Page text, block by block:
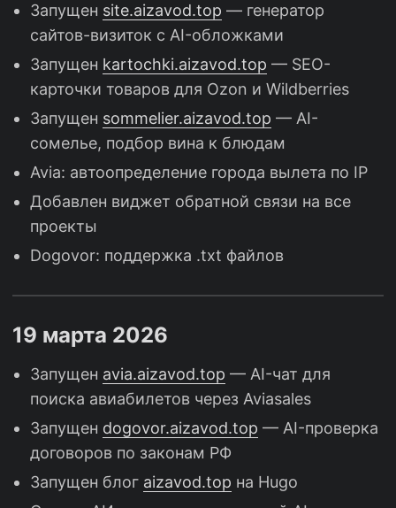
Запущен site.aizavod.top — генератор
сайтов-визиток с AI-обложками
Запущен kartochki.aizavod.top — SEO-
карточки товаров для Ozon и Wildberries
Запущен sommelier.aizavod.top — AI-
сомелье, подбор вина к блюдам
Avia: автоопределение города вылета по IP
Добавлен виджет обратной связи на все
проекты
Dogovor: поддержка .txt файлов
19 марта 2026
Запущен avia.aizavod.top — AI-чат для
поиска авиабилетов через Aviasales
Запущен dogovor.aizavod.top — AI-проверка
договоров по законам РФ
Запущен блог aizavod.top на Hugo